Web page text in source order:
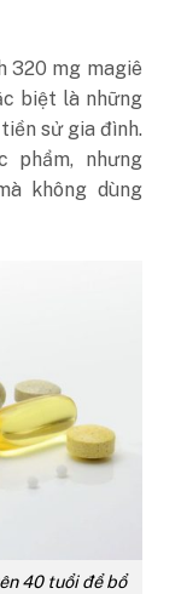
320 mg magiê
biệt là những
sử gia đình.
phẩm, nhưng
không dùng
40 tuổi để bổ